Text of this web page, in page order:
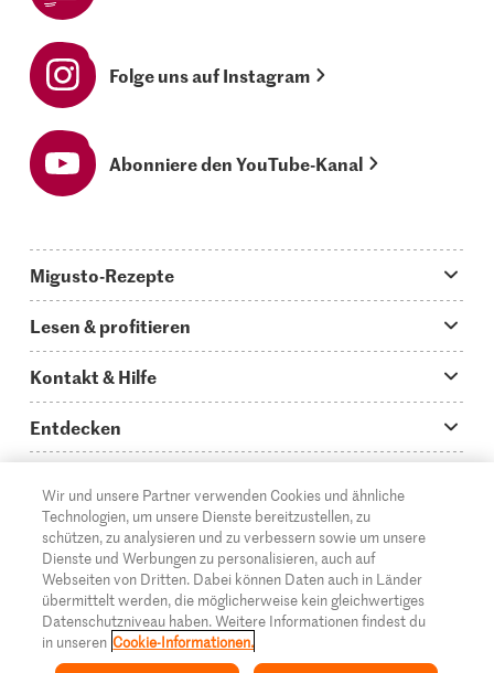
Folge uns auf Instagram
Abonniere den YouTube-Kanal
Migusto-Rezepte
Was koche ich heute?
Hauptgerichte
Schnelle & einfache Rezepte
Apéro & Fingerfood
Backen
Rezepte für Familien & Kinder
Alle Rezeptkategorien
Lesen & profitieren
Storys
How to-Videos
Glossar
Migusto Login
Migusto Printmagazin
Wettbewerbe
Kontakt & Hilfe
Infos zum Kochen mit Migusto
Kontakt
Mediadaten Werbetreibende
Impressum
Rechtliche Hinweise
Entdecken
Supermarkt
Migros Online
Über die Migros
Filialen
Cumulus
© 2026 Migros-Genossenschafts-Bund
DE FR IT
Wir und unsere Partner verwenden Cookies und ähnliche
Technologien, um unsere Dienste bereitzustellen, zu
schützen, zu analysieren und zu verbessern sowie um unsere
Dienste und Werbungen zu personalisieren, auch auf
Webseiten von Dritten. Dabei können Daten auch in Länder
übermittelt werden, die möglicherweise kein gleichwertiges
Datenschutzniveau haben. Weitere Informationen findest du
in unseren Cookie-Informationen.